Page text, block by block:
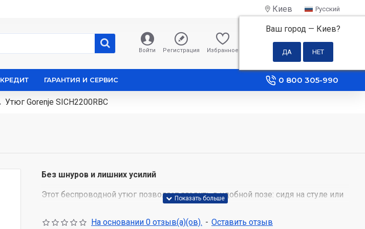
Киев
Ваш город — Киев?
Русский
Войти Регистрация Избранное
0 грн
КРЕДИТ ГАРАНТИЯ И СЕРВИС 0 800 305-990
Утюг Gorenje SICH2200RBC
Без шнуров и лишних усилий
Этот беспроводной утюг позволяет гладить в удобной позе: сидя на стуле или
ходя по комнате. Вам не придется отвлекаться на запутавшийся или
зацепившийся за гладильную доску провод. Без провода вы сможете гладить
На основании 0 отзыв(а)(ов). - Оставить отзыв